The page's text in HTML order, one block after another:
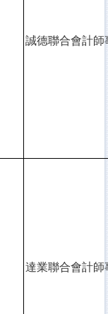
誠德聯合會計師
達業聯合會計師